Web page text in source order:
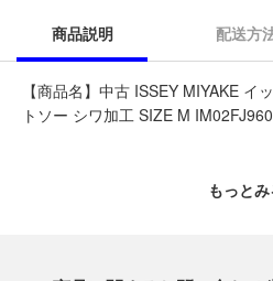
商品説明 配送方
【商品名】中古 ISSEY MIYAKE イ
トソー シワ加工 SIZE M
もっとみ